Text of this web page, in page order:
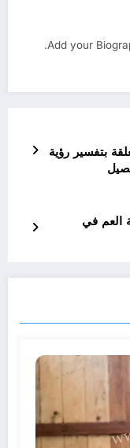
Add your
بتفسير رؤية
العم في